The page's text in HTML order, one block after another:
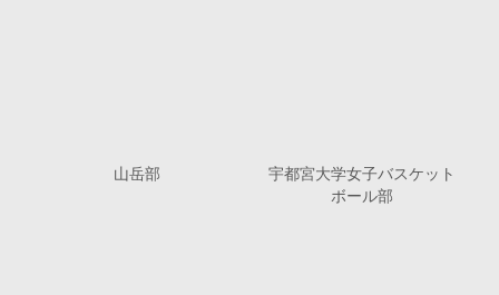
山岳部
宇都宮大学女子バスケット
ボール部